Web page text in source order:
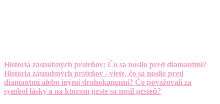
História zásnubných prsteňov: Čo sa nosilo pred diamantmi?
História zásnubných prsteňov - viete, čo sa nosilo pred
diamantmi alebo inými drahokamami? Čo považovali za
symbol lásky a na ktorom prste sa nosil prsteň?